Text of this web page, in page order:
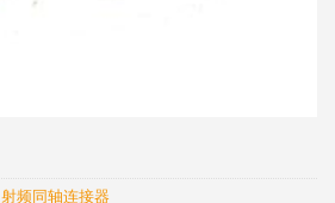
射频同轴连接器